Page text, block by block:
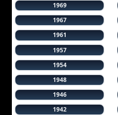
1969
1967
1961
1957
1954
1948
1946
1942